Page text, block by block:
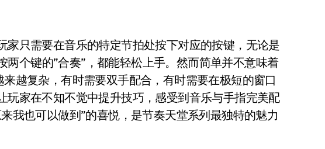
家只需要在音乐的特定节拍处按下对应的按键，无论是
两个键的”合奏”，都能轻松上手。然而简单并不意味着
越复杂，有时需要双手配合，有时需要在极短的窗口
玩家在不知不觉中提升技巧，感受到音乐与手指完美配
我也可以做到”的喜悦，是节奏天堂系列最独特的魅力